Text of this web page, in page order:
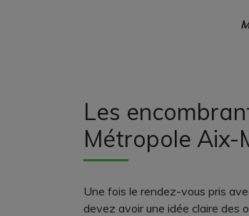
Les
Métropole Aix-
Une fois le rendez-vous pris
devez avoir une idée claire des